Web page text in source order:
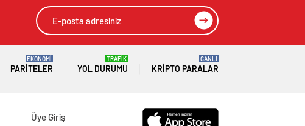
PARITELER
EKONOMİ
YOL DURUMU
TRAFİK
KRIPTO PARALAR
CANLI
Üye Giriş